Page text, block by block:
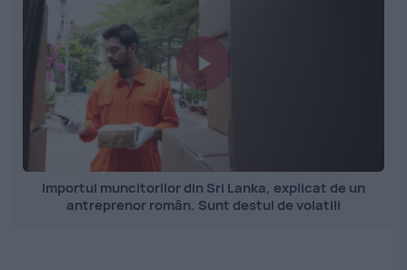
Importul muncitorilor din Sri Lanka, explicat de un
antreprenor român. Sunt destul de volatili